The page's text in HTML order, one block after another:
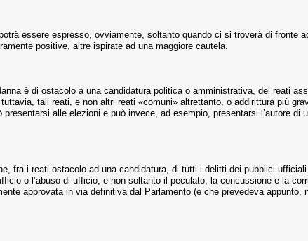
essere espresso, ovviamente, soltanto quando ci si troverà di fronte
positive, altre ispirate ad una maggiore cautela.
è di ostacolo a una candidatura politica o amministrativa, dei reati
tali reati, e non altri reati «comuni» altrettanto, o addirittura più
alle elezioni e può invece, ad esempio, presentarsi l’autore di
fra i reati ostacolo ad una candidatura, di tutti i delitti dei pubblici
o l’abuso di ufficio, e non soltanto il peculato, la concussione e la
approvata in via definitiva dal Parlamento (e che prevedeva appunto,